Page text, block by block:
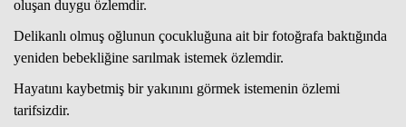
oluşan duygu özlemdir.
Delikanlı olmuş oğlunun çocukluğuna ait bir fotoğrafa baktığında
yeniden bebekliğine sarılmak istemek özlemdir.
Hayatını kaybetmiş bir yakınını görmek istemenin özlemi
tarifsizdir.